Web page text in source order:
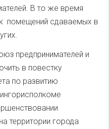
В то же время
помещений сдаваемых в
предпринимателей и
в повестку
по развитию
территории города